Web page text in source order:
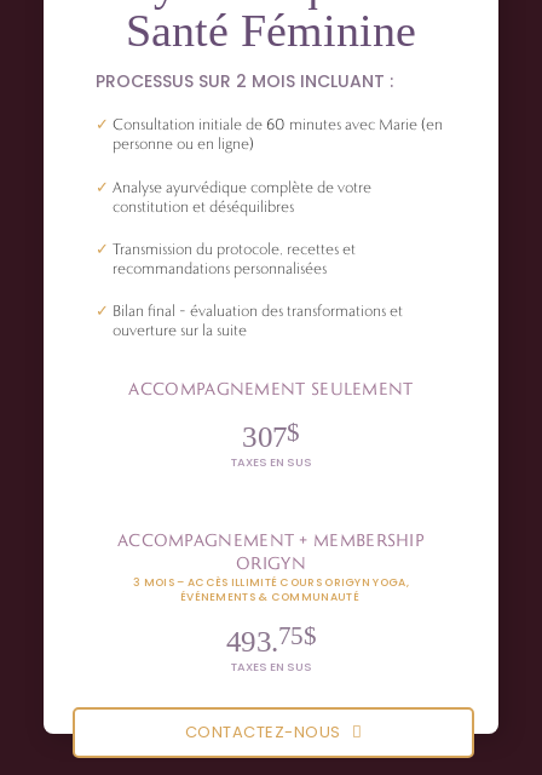
Santé Féminine
PROCESSUS SUR 2 MOIS INCLUANT :
Consultation initiale de 60 minutes avec Marie (en
personne ou en ligne)
Analyse ayurvédique complète de votre
constitution et déséquilibres
Transmission du protocole, recettes et
recommandations personnalisées
Bilan final – évaluation des transformations et
ouverture sur la suite
ACCOMPAGNEMENT SEULEMENT
307$
TAXES EN SUS
ACCOMPAGNEMENT + MEMBERSHIP
ORIGYN
3 MOIS – ACCÈS ILLIMITÉ COURS ORIGYN YOGA,
ÉVÉNEMENTS & COMMUNAUTÉ
493.75$
TAXES EN SUS
CONTACTEZ-NOUS